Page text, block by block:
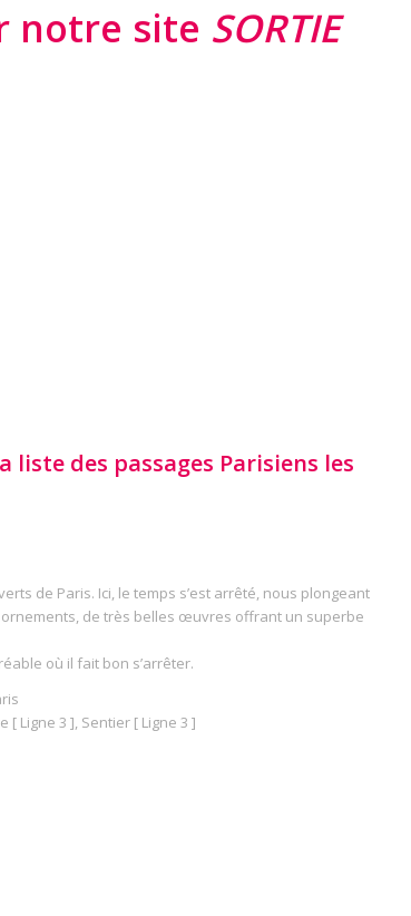
notre site SORTIE
liste des passages Parisiens les
de Paris. Ici, le temps s’est arrêté, nous plongeant
de très belles œuvres offrant un superbe
où il fait bon s’arrêter.
[ Ligne 3 ], Sentier [ Ligne 3 ]